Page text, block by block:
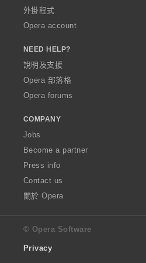
外掛程式
Opera account
NEED HELP?
說明及支援
Opera 部落格
Opera forums
COMPANY
Jobs
Become a partner
Press info
Contact us
關於 Opera
© Opera Software
Privacy